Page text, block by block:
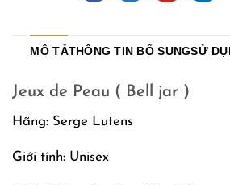
MÔ TẢTHÔNG TIN BỔ SUNGSỬ
Jeux de Peau ( Bell jar )
Hãng: Serge Lutens
Giới tính: Unisex